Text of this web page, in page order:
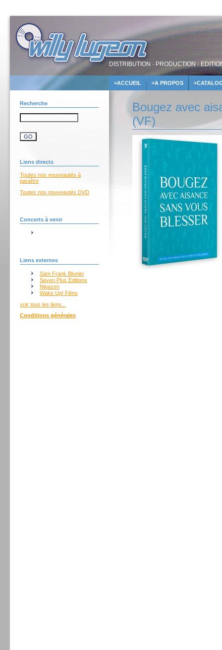
DISTRIBUTION · PRODUCTION ·
ACCUEIL A PROPOS
Recherche
Liens directs
Toutes nos nouveautés à
paraître
Toutes nos nouveautés DVD
Concerts à venir
Liens externes
Sam Frank Blunier
Seven Plus Editions
Nipazen
Wake Up! Films
voir tous les liens...
Conditions générales
Bougez avec
(VF)